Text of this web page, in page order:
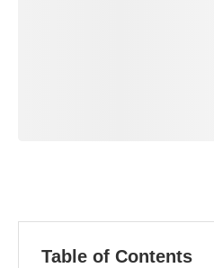
Table of Contents